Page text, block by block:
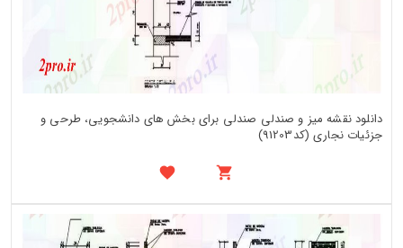
دانلود نقشه میز و صندلی صندلی برای بخش های دانشجویی، طرحی و
جزئیات نجاری (کد91203)